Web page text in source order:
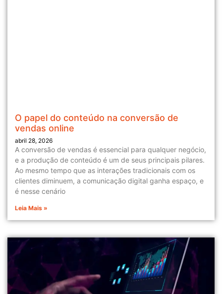
O papel do conteúdo na conversão de
vendas online
abril 28, 2026
A conversão de vendas é essencial para qualquer negócio,
e a produção de conteúdo é um de seus principais pilares.
Ao mesmo tempo que as interações tradicionais com os
clientes diminuem, a comunicação digital ganha espaço, e
é nesse cenário
Leia Mais »